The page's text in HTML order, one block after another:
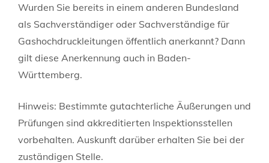
Wurden Sie bereits in einem anderen Bundesland
als Sachverständiger oder Sachverständige für
Gashochdruckleitungen öffentlich anerkannt? Dann
gilt diese Anerkennung auch in Baden-
Württemberg.
Hinweis: Bestimmte gutachterliche Äußerungen und
Prüfungen sind akkreditierten Inspektionsstellen
vorbehalten. Auskunft darüber erhalten Sie bei der
zuständigen Stelle.